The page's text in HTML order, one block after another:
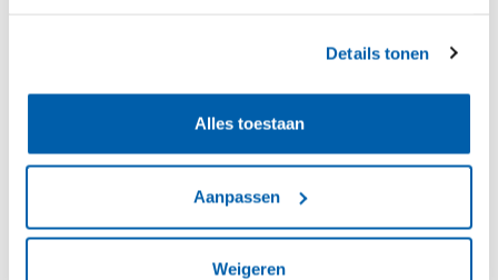
Details tonen
Alles toestaan
Aanpassen
Weigeren